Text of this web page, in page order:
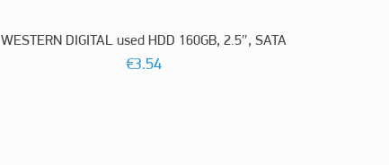
WESTERN DIGITAL used HDD 160GB, 2.5″, SATA
€3.54